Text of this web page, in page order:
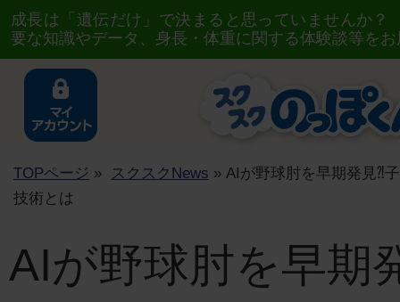
成長は「遺伝だけ」で決まると思っていませんか
要な知識やデータ、身長・体重に関する体験談等を
TOPページ » スクスクNews » AIが野球肘を早期発見⁈
技術とは
AIが野球肘を早期